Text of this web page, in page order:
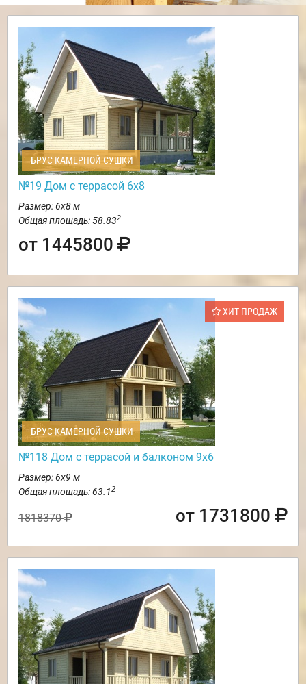
БРУС КАМЕРНОЙ СУШКИ
№19 Дом с террасой 6х8
Размер: 6х8 м
Общая площадь: 58.832
от 1445800
ХИТ ПРОДАЖ
БРУС КАМЕРНОЙ СУШКИ
№118 Дом с террасой и балконом 9х6
Размер: 6х9 м
Общая площадь: 63.12
1818370 от 1731800